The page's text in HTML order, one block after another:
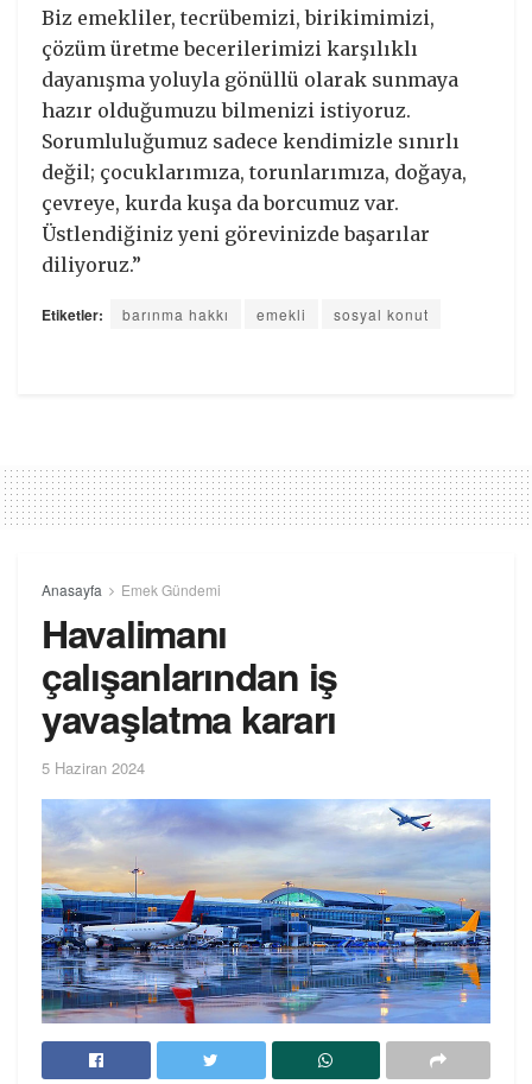
Biz emekliler, tecrübemizi, birikimimizi,
çözüm üretme becerilerimizi karşılıklı
dayanışma yoluyla gönüllü olarak sunmaya
hazır olduğumuzu bilmenizi istiyoruz.
Sorumluluğumuz sadece kendimizle sınırlı
değil; çocuklarımıza, torunlarımıza, doğaya,
çevreye, kurda kuşa da borcumuz var.
Üstlendiğiniz yeni görevinizde başarılar
diliyoruz.”
Etiketler: barınma hakkı emekli sosyal konut
Anasayfa Emek Gündemi
Havalimanı
çalışanlarından iş
yavaşlatma kararı
5 Haziran 2024